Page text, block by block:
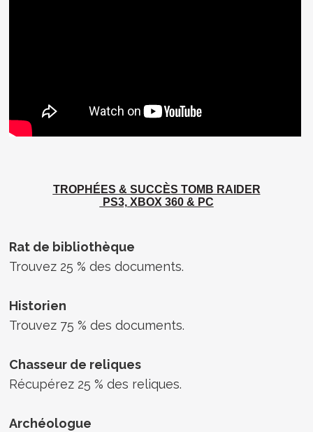
TROPHÉES & SUCCÈS TOMB RAIDER
PS3, XBOX 360 & PC
Rat de bibliothèque
Trouvez 25 % des documents.
Historien
Trouvez 75 % des documents.
Chasseur de reliques
Récupérez 25 % des reliques.
Archéologue